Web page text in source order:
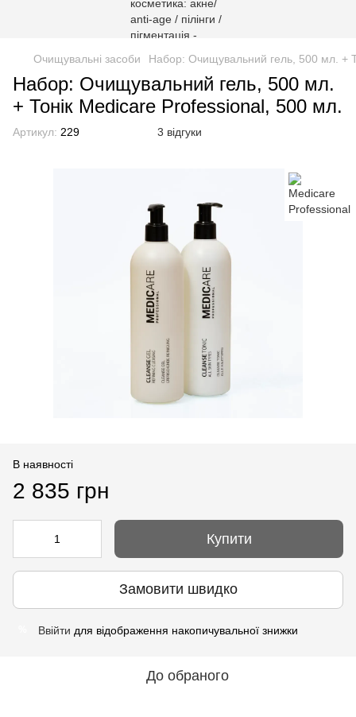
Очищувальні засоби Набор: Очищувальний гель, 500 мл. +
Набор: Очищувальний гель, 500 мл.
+ Тонік Medicare Professional, 500 мл.
Артикул: 229 3 відгуки
В наявності
2 835 грн
Купити
Замовити швидко
Ввійти для відображення накопичувальної знижки
До обраного